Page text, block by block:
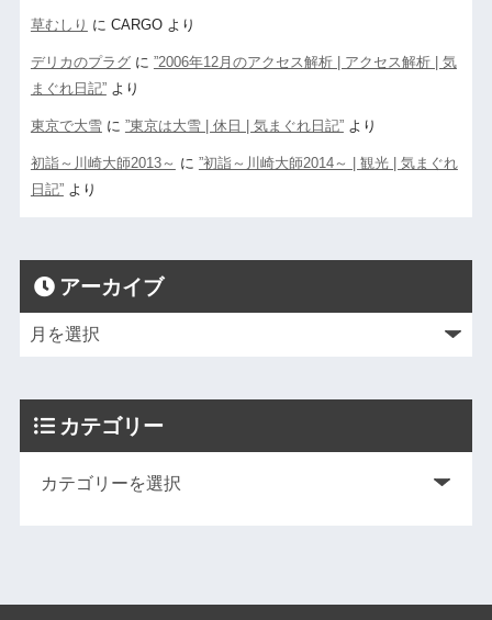
草むしり に CARGOより
デリカのプラグに ”2006年12月のアクセス解析 | アクセス解析 | 気
まぐれ日記”より
東京で大雪に ”東京は大雪 | 休日 | 気まぐれ日記”より
初詣～川崎大師2013～ に ”初詣～川崎大師2014～ | 観光 | 気まぐれ
日記”より
アーカイブ
カテゴリー